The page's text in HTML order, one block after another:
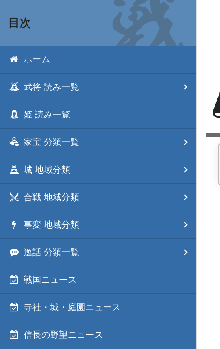
目次
ホーム
武将 読み一覧
姫 読み一覧
家宝 分類一覧
城 地域分類
合戦 地域分類
事変 地域分類
逸話 分類一覧
戦国ニュース
寺社・城・庭園ニュース
信長の野望ニュース